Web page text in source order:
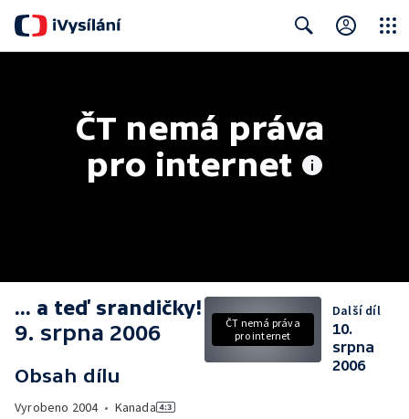
ČT nemá práva
pro internet
... a teď srandičky!
9. srpna 2006
Obsah dílu
Vyrobeno 2004• Kanada
ČT nemá práva
pro internet
Další díl
10.
srpna
2006